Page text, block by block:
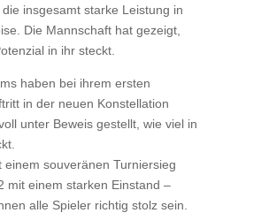
insgesamt starke Leistung in
Die Mannschaft hat gezeigt,
in ihr steckt.
haben bei ihrem ersten
in der neuen Konstellation
unter Beweis gestellt, wie viel in
einem souveränen Turniersieg
mit einem starken Einstand –
alle Spieler richtig stolz sein.